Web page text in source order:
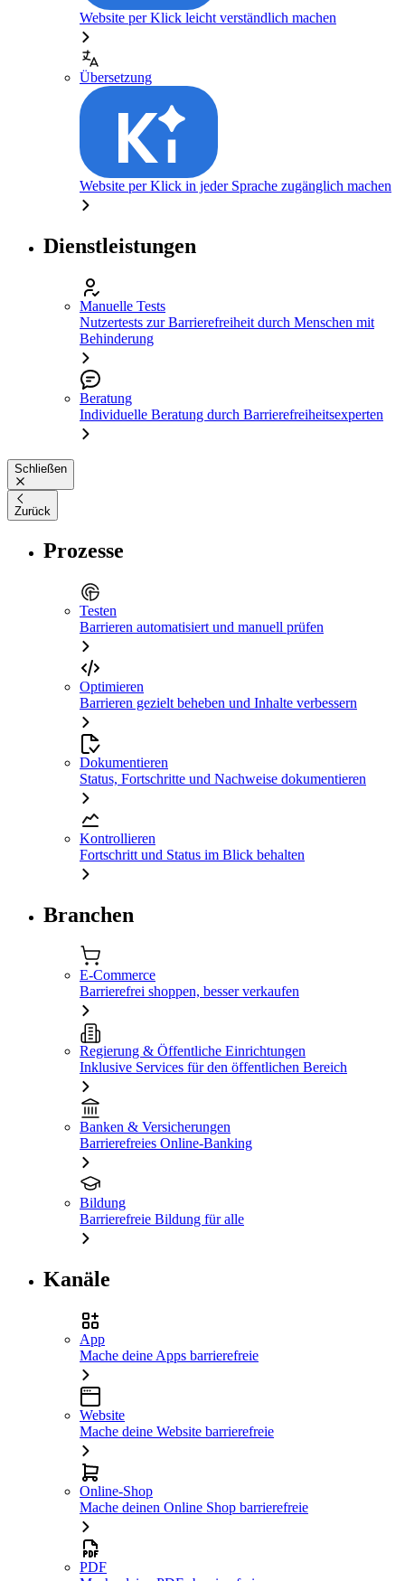
Website per Klick leicht verständlich machen
Übersetzung
Website per Klick in jeder Sprache zugänglich machen
Dienstleistungen
Manuelle Tests
Nutzertests zur Barrierefreiheit durch Menschen mit
Behinderung
Beratung
Individuelle Beratung durch Barrierefreiheitsexperten
Schließen
Zurück
Prozesse
Testen
Barrieren automatisiert und manuell prüfen
Optimieren
Barrieren gezielt beheben und Inhalte verbessern
Dokumentieren
Status, Fortschritte und Nachweise dokumentieren
Kontrollieren
Fortschritt und Status im Blick behalten
Branchen
E-Commerce
Barrierefrei shoppen, besser verkaufen
Regierung & Öffentliche Einrichtungen
Inklusive Services für den öffentlichen Bereich
Banken & Versicherungen
Barrierefreies Online-Banking
Bildung
Barrierefreie Bildung für alle
Kanäle
App
Mache deine Apps barrierefreie
Website
Mache deine Website barrierefreie
Online-Shop
Mache deinen Online Shop barrierefreie
PDF